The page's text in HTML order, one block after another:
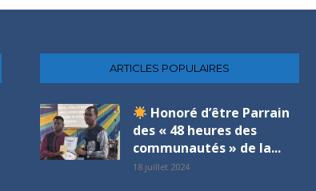
ARTICLES POPULAIRES
Honoré d’être Parrain
des « 48 heures des
communautés » de la...
18 juillet 2024